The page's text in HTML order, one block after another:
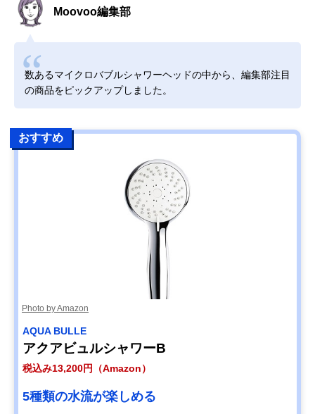
Moovoo編集部
数あるマイクロバブルシャワーヘッドの中から、編集部注目
の商品をピックアップしました。
おすすめ
Photo by Amazon
AQUA BULLE
アクアビュルシャワーB
税込み13,200円（Amazon）
5種類の水流が楽しめる